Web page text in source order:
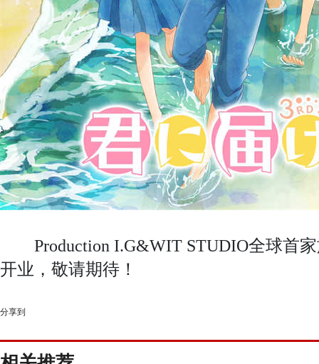
Production I.G&WIT STUDIO全球首家
开业，敬请期待！
分享到